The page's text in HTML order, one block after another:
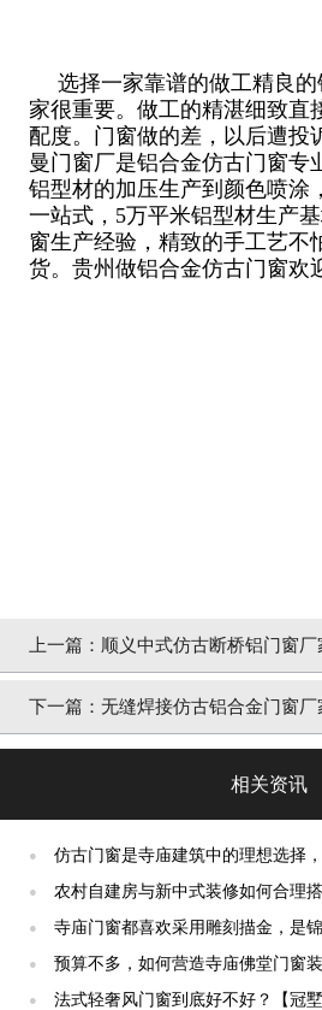
选择一家靠谱的做工精良
家很重要。做工的精湛细致直
配度。门窗做的差，以后遭投
曼门窗厂是铝合金仿古门窗专
铝型材的加压生产到颜色喷涂
一站式，5万平米铝型材生产
窗生产经验，精致的手工艺不
货。贵州做铝合金仿古门窗欢
上一篇： 顺义中式仿古断桥铝门窗
比「冠墅阳光」
下一篇： 无缝焊接仿古铝合金门窗
相关资讯
●
仿古门窗是寺庙建筑中的理想选择
终生【冠墅阳光】
●
农村自建房与新中式装修如何合理
阳光】
●
寺庙门窗都喜欢采用雕刻描金，是
吗？【冠墅阳光】
●
预算不多，如何营造寺庙佛堂门窗装
阳光】
● 法式轻奢风门窗到底好不好？【冠墅